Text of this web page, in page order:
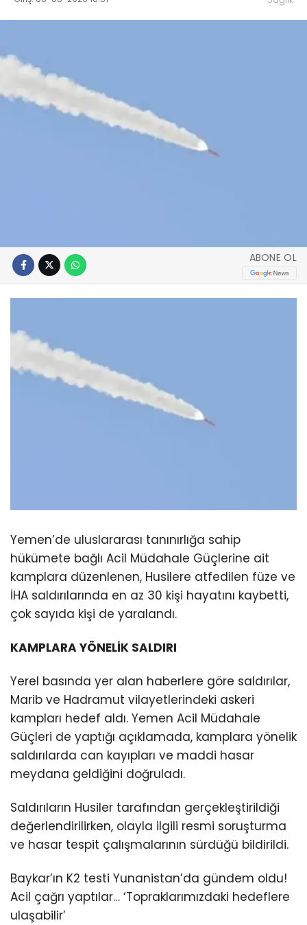
ABONE OL
Yemen’de uluslararası tanınırlığa sahip
hükümete bağlı Acil Müdahale Güçlerine ait
kamplara düzenlenen, Husilere atfedilen füze ve
İHA saldırılarında en az 30 kişi hayatını kaybetti,
çok sayıda kişi de yaralandı.
KAMPLARA YÖNELİK SALDIRI
Yerel basında yer alan haberlere göre saldırılar,
Marib ve Hadramut vilayetlerindeki askeri
kampları hedef aldı. Yemen Acil Müdahale
Güçleri de yaptığı açıklamada, kamplara yönelik
saldırılarda can kayıpları ve maddi hasar
meydana geldiğini doğruladı.
Saldırıların Husiler tarafından gerçekleştirildiği
değerlendirilirken, olayla ilgili resmi soruşturma
ve hasar tespit çalışmalarının sürdüğü bildirildi.
Baykar’ın K2 testi Yunanistan’da gündem oldu!
Acil çağrı yaptılar… ‘Topraklarımızdaki hedeflere
ulaşabilir’